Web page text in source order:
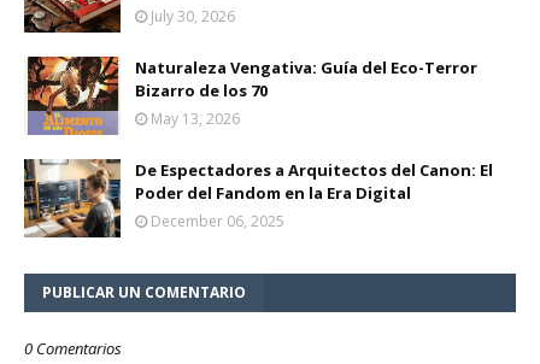
July 30, 2026
Naturaleza Vengativa: Guía del Eco-Terror
Bizarro de los 70
May 13, 2026
De Espectadores a Arquitectos del Canon: El
Poder del Fandom en la Era Digital
December 06, 2025
PUBLICAR UN COMENTARIO
0 Comentarios